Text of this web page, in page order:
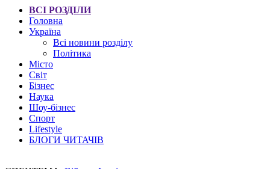
ВСІ РОЗДІЛИ
Головна
Україна
Всі новини розділу
Політика
Місто
Світ
Бізнес
Наука
Шоу-бізнес
Спорт
Lifestyle
БЛОГИ ЧИТАЧІВ